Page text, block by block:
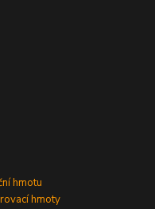
hmotu
hmoty